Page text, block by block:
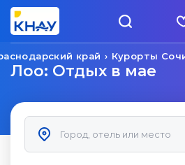
Курорты
край
Лоо: Отдых в мае